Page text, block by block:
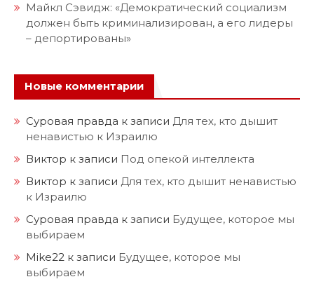
Майкл Сэвидж: «Демократический социализм
должен быть криминализирован, а его лидеры
– депортированы»
Новые комментарии
Суровая правда к записи Для тех, кто дышит
ненавистью к Израилю
Виктор к записи Под опекой интеллекта
Виктор к записи Для тех, кто дышит ненавистью
к Израилю
Суровая правда к записи Будущее, которое мы
выбираем
Mike22 к записи Будущее, которое мы
выбираем